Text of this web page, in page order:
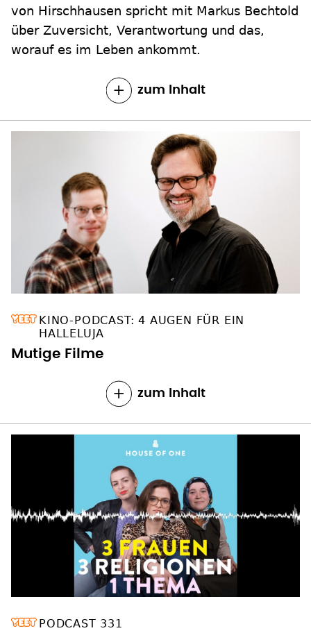
von Hirschhausen spricht mit Markus Bechtold
über Zuversicht, Verantwortung und das,
worauf es im Leben ankommt.
zum Inhalt
KINO-PODCAST: 4 AUGEN FÜR EIN
HALLELUJA
Mutige Filme
zum Inhalt
PODCAST 331